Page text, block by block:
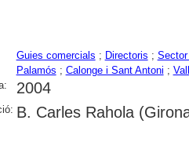
Guies comercials ; Directoris ;
Palamós ; Calonge i Sant Antoni ;
2004
B. Carles Rahola